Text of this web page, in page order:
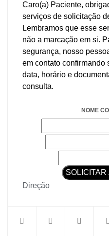
Caro(a) Paciente,
serviços de solicitação
Lembramos que esse
não a marcação em si.
segurança, nosso
em contato confirmando
data, horário e
consulta.
NOME
SOLICITAR
Direção